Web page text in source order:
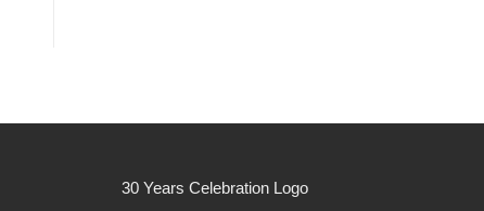
30 Years Celebration Logo